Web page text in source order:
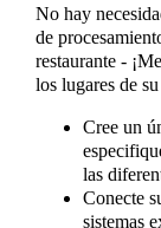
No hay
de
restaurante -
los lugares de
Cree un
las
Conecte
sistemas